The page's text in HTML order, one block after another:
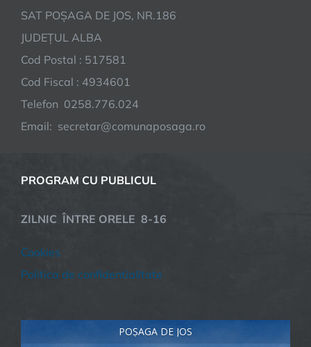
SAT POȘAGA DE JOS, NR.186
JUDEȚUL ALBA
Cod Postal : 517581
Cod Fiscal : 4934601
Telefon 0258.776.024
Email: secretar@comunaposaga.ro
PROGRAM CU PUBLICUL
ZILNIC ÎNTRE ORELE 8-16
Cookies
Politica de confidentialitate
POȘAGA DE JOS